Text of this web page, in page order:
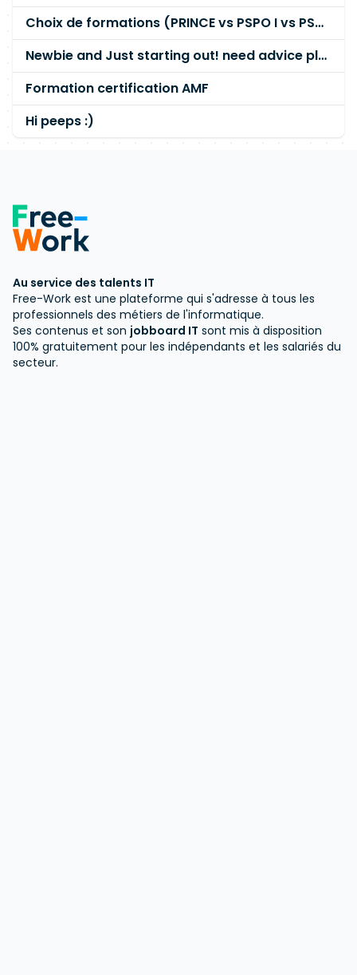
Choix de formations (PRINCE vs PSPO I vs PSM I)
Newbie and Just starting out! need advice please :)
Formation certification AMF
Hi peeps :)
Au service des talents IT
Free-Work est une plateforme qui s'adresse à tous les
professionnels des métiers de l'informatique.
Ses contenus et son jobboard IT sont mis à disposition
100% gratuitement pour les indépendants et les salariés du
secteur.